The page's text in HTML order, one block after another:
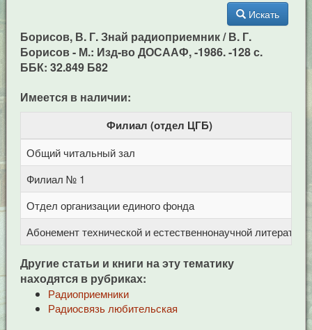
Искать
Борисов, В. Г. Знай радиоприемник / В. Г.
Борисов - М.: Изд-во ДОСААФ, -1986. -128 с.
ББК: 32.849 Б82
Имеется в наличии:
Филиал (отдел ЦГБ)
Общий читальный зал
Филиал № 1
Отдел организации единого фонда
Абонемент технической и естественнонаучной литерат
Другие статьи и книги на эту тематику
находятся в рубриках:
Радиоприемники
Радиосвязь любительская